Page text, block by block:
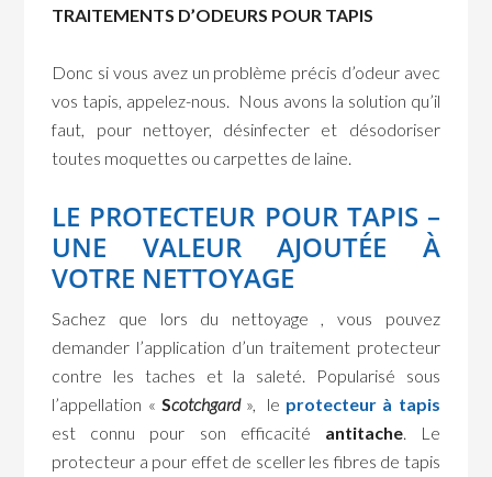
TRAITEMENTS D’ODEURS POUR TAPIS
Donc si vous avez un problème précis d’odeur avec
vos tapis, appelez-nous. Nous avons la solution qu’il
faut, pour nettoyer, désinfecter et désodoriser
toutes moquettes ou carpettes de laine.
LE PROTECTEUR POUR TAPIS –
UNE VALEUR AJOUTÉE À
VOTRE NETTOYAGE
Sachez que lors du nettoyage , vous pouvez
demander l’application d’un traitement protecteur
contre les taches et la saleté. Popularisé sous
l’appellation « Scotchgard », le protecteur à tapis
est connu pour son efficacité antitache. Le
protecteur a pour effet de sceller les fibres de tapis